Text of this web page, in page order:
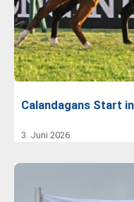
Calandagans Start
3. Juni 2026